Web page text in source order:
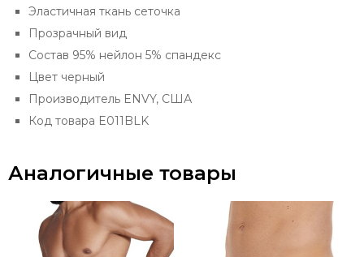
Эластичная ткань сеточка
Прозрачный вид
Состав 95% нейлон 5% спандекс
Цвет черный
Производитель ENVY, США
Код товара E011BLK
Аналогичные товары